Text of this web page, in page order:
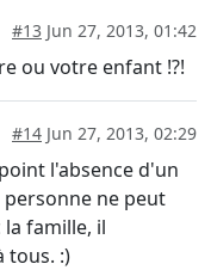
#13 Jun 27, 2013, 01:42
ou votre enfant !?!
#14 Jun 27, 2013, 02:29
l'absence d'un
ne peut
la famille, il
tous. :)